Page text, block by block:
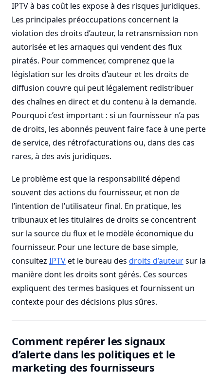
IPTV à bas coût les expose à des risques juridiques.
Les principales préoccupations concernent la
violation des droits d’auteur, la retransmission non
autorisée et les arnaques qui vendent des flux
piratés. Pour commencer, comprenez que la
législation sur les droits d’auteur et les droits de
diffusion couvre qui peut légalement redistribuer
des chaînes en direct et du contenu à la demande.
Pourquoi c’est important : si un fournisseur n’a pas
de droits, les abonnés peuvent faire face à une perte
de service, des rétrofacturations ou, dans des cas
rares, à des avis juridiques.
Le problème est que la responsabilité dépend
souvent des actions du fournisseur, et non de
l’intention de l’utilisateur final. En pratique, les
tribunaux et les titulaires de droits se concentrent
sur la source du flux et le modèle économique du
fournisseur. Pour une lecture de base simple,
consultez IPTVet le bureau des droits d’auteursur la
manière dont les droits sont gérés. Ces sources
expliquent des termes basiques et fournissent un
contexte pour des décisions plus sûres.
Comment repérer les signaux
d’alerte dans les politiques et le
marketing des fournisseurs